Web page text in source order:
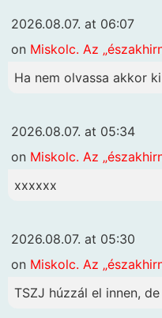
2026.08.07. at 06:07
on Miskolc. Az
Ha nem olvassa akkor
2026.08.07. at 05:34
on Miskolc. Az
xxxxxx
2026.08.07. at 05:30
on Miskolc. Az
TSZJ húzzál el innen,